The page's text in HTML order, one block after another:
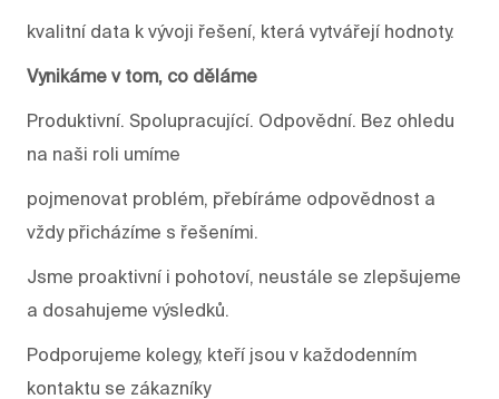
kvalitní data k vývoji řešení, která vytvářejí hodnoty.
Vynikáme v tom, co děláme
Produktivní. Spolupracující. Odpovědní. Bez ohledu
na naši roli umíme
pojmenovat problém, přebíráme odpovědnost a
vždy přicházíme s řešeními.
Jsme proaktivní i pohotoví, neustále se zlepšujeme
a dosahujeme výsledků.
Podporujeme kolegy, kteří jsou v každodenním
kontaktu se zákazníky